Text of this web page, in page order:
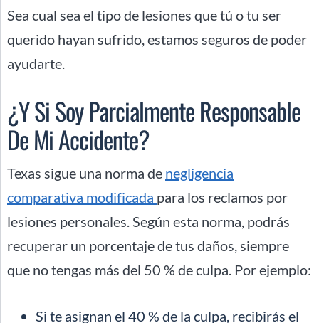
Sea cual sea el tipo de lesiones que tú o tu ser
querido hayan sufrido, estamos seguros de poder
ayudarte.
¿Y Si Soy Parcialmente Responsable
De Mi Accidente?
Texas sigue una norma de negligencia
comparativa modificada para los reclamos por
lesiones personales. Según esta norma, podrás
recuperar un porcentaje de tus daños, siempre
que no tengas más del 50 % de culpa. Por ejemplo:
Si te asignan el 40 % de la culpa, recibirás el